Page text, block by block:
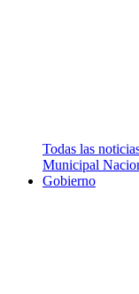
Todas las
Municipal
Gobierno